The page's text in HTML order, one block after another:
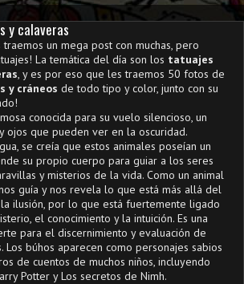
y calaveras
traemos un mega post con muchas, pero
La temática del día son los tatuajes
, y es por eso que les traemos 50 fotos de
y cráneos de todo tipo y color, junto con su
conocida para su vuelo silencioso, un
ojos que pueden ver en la oscuridad.
se creía que estos animales poseían un
su propio cuerpo para guiar a los seres
y misterios de la vida. Como un animal
guía y nos revela lo que está más allá del
ilusión, por lo que está fuertemente ligado
el conocimiento y la intuición. Es una
para el discernimiento y evaluación de
Los búhos aparecen como personajes sabios
de cuentos de muchos niños, incluyendo
Potter y Los secretos de Nimh.